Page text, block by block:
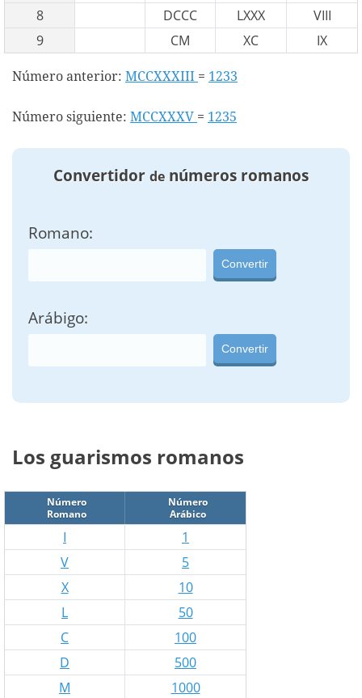
8
DCCC LXXX
VIII
9
CM XC IX
Número anterior: MCCXXXIII = 1233
Número siguiente: MCCXXXV = 1235
Convertidor de números romanos
Romano:
Convertir
Arábigo:
Convertir
Los guarismos romanos
Número
Romano
Número
Arábico
I
1
V
5
X
10
L
50
C
100
D
500
M
1000